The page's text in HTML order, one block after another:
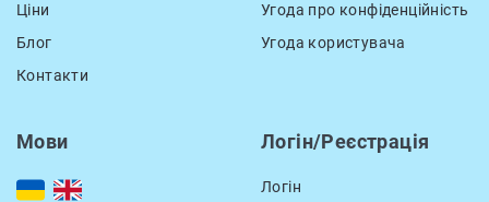
Ціни
Блог
Контакти
Угода про конфіденційність
Угода користувача
Мови Логін/Реєстрація
Логін